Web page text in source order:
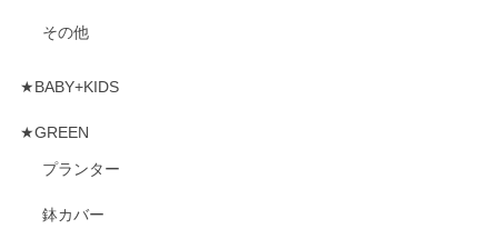
その他
★BABY+KIDS
★GREEN
プランター
鉢カバー